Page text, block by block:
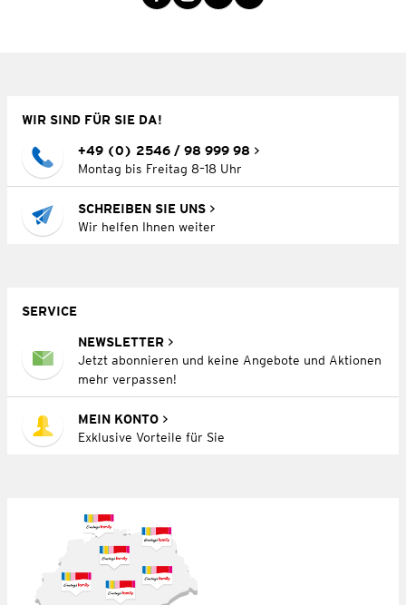
WIR SIND FÜR SIE DA!
+49 (0) 2546 / 98 999 98
Montag bis Freitag 8–18 Uhr
SCHREIBEN SIE UNS
Wir helfen Ihnen weiter
SERVICE
NEWSLETTER
Jetzt abonnieren und keine Angebote und Aktionen
mehr verpassen!
MEIN KONTO
Exklusive Vorteile für Sie